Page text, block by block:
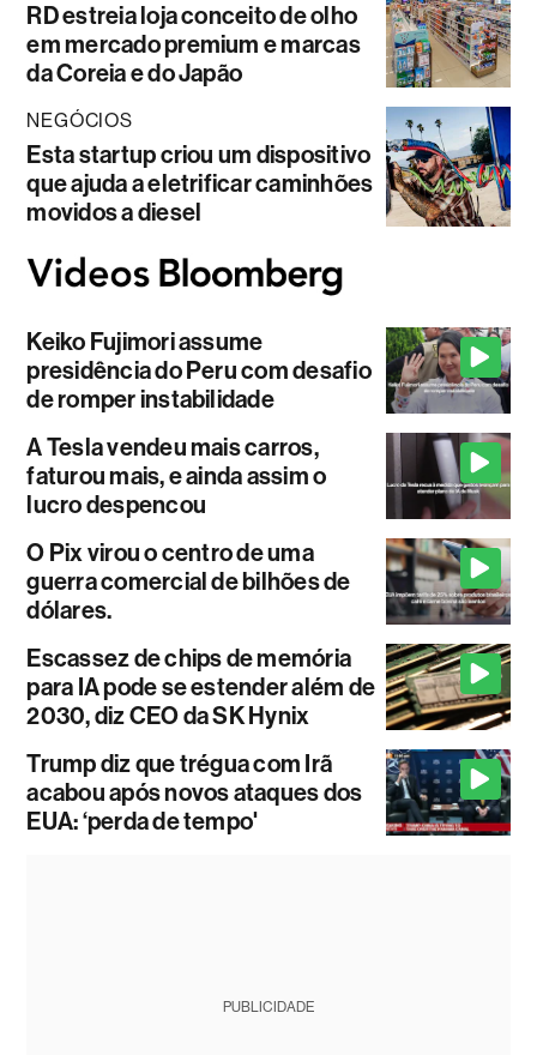
RD estreia loja conceito de olho
em mercado premium e marcas
da Coreia e do Japão
NEGÓCIOS
Esta startup criou um dispositivo
que ajuda a eletrificar caminhões
movidos a diesel
Keiko Fujimori assume
presidência do Peru com desafio
de romper instabilidade
A Tesla vendeu mais carros,
faturou mais, e ainda assim o
lucro despencou
O Pix virou o centro de uma
guerra comercial de bilhões de
dólares.
Escassez de chips de memória
para IA pode se estender além de
2030, diz CEO da SK Hynix
Trump diz que trégua com Irã
acabou após novos ataques dos
EUA: ‘perda de tempo'
PUBLICIDADE